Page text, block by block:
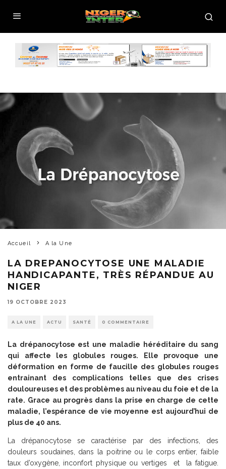
Accueil A la Une
LA DREPANOCYTOSE UNE MALADIE
HANDICAPANTE, TRÈS RÉPANDUE AU
NIGER
19 OCTOBRE 2023
A LA UNE ACTU SANTÉ 0 COMMENTAIRE
La drépanocytose est une maladie héréditaire du sang
qui affecte les globules rouges. Elle provoque une
déformation en forme de faucille des globules rouges
entrainant des complications telles que des crises
douloureuses et des problèmes au niveau du foie et de la
rate. Grace au progrès dans la prise en charge de cette
maladie, l’espérance de vie moyenne est aujourd’hui de
plus de 40 ans.
La drépanocytose se caractérise par des infections, des
douleurs soudaines, dans la poitrine ou le corps entier, faible
taux d’oxygène, inconfort physique ou vertiges et la fatigue.